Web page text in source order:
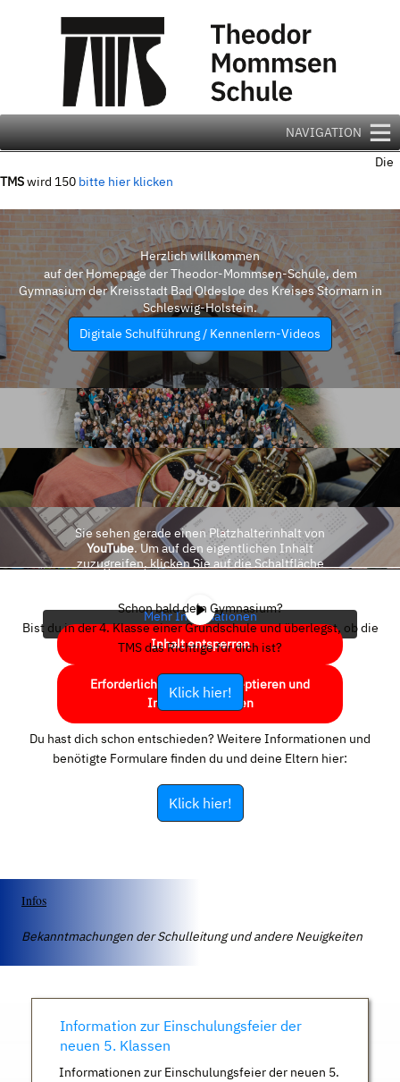
NAVIGATION
Die
TMSwird 150 bitte hier klicken
Herzlich willkommen
auf der Homepage der Theodor-Mommsen-Schule, dem
Gymnasium der Kreisstadt Bad Oldesloe des Kreises Stormarn in
Schleswig-Holstein.
Digitale Schulführung / Kennenlern-Videos
Sie sehen gerade einen Platzhalterinhalt von
YouTube. Um auf den eigentlichen Inhalt
zuzugreifen, klicken Sie auf die Schaltfläche
Mehr Informationen
Inhalt entsperren
Erforderlichen Service akzeptieren und
Inhalte entsperren
Schon bald dein Gymnasium?
Bist du in der 4. Klasse einer Grundschule und überlegst, ob die
TMS das Richtige für dich ist?
Klick hier!
Du hast dich schon entschieden? Weitere Informationen und
benötigte Formulare finden du und deine Eltern hier:
Klick hier!
Infos
Bekanntmachungen der Schulleitung und andere Neuigkeiten
Information zur Einschulungsfeier der
neuen 5. Klassen
Informationen zur Einschulungsfeier der neuen 5.